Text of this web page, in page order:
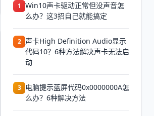
1 Win10声卡驱动正常但没声音怎
么办？这3招自己就能搞定
2 声卡High Definition Audio显示
代码10？6种方法解决声卡无法启
动
3 电脑提示蓝屏代码0x0000000A怎
么办？6种解决方法